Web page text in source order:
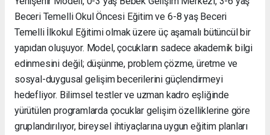
Beceri Temelli Okul Öncesi Eğitim ve 6-8 yaş Beceri
Temelli İlkokul Eğitimi olmak üzere üç aşamalı bütüncül bir
yapıdan oluşuyor. Model, çocukların sadece akademik bilgi
edinmesini değil; düşünme, problem çözme, üretme ve
sosyal-duygusal gelişim becerilerini güçlendirmeyi
hedefliyor. Bilimsel testler ve uzman kadro eşliğinde
yürütülen programlarda çocuklar gelişim özelliklerine göre
gruplandırılıyor, bireysel ihtiyaçlarına uygun eğitim planları